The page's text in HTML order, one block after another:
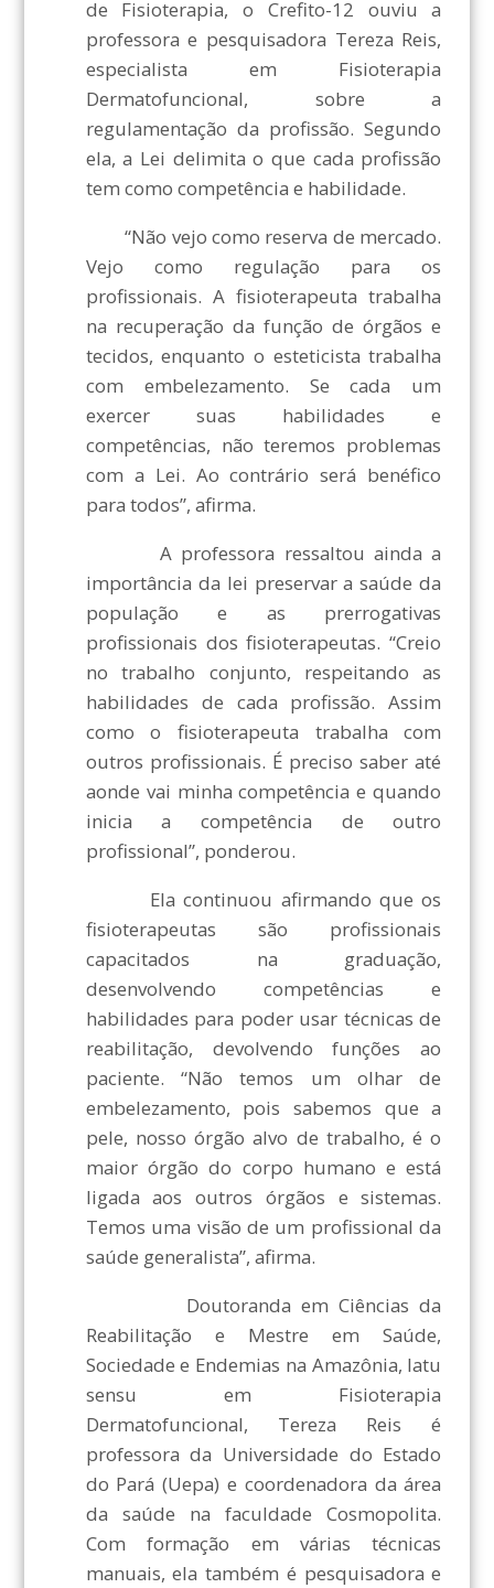
de Fisioterapia, o Crefito-12 ouviu a
professora e pesquisadora Tereza Reis,
especialista em Fisioterapia
Dermatofuncional, sobre a
regulamentação da profissão. Segundo
ela, a Lei delimita o que cada profissão
tem como competência e habilidade.
“Não vejo como reserva de mercado.
Vejo como regulação para os
profissionais. A fisioterapeuta trabalha
na recuperação da função de órgãos e
tecidos, enquanto o esteticista trabalha
com embelezamento. Se cada um
exercer suas habilidades e
competências, não teremos problemas
com a Lei. Ao contrário será benéfico
para todos”, afirma.
A professora ressaltou ainda a
importância da lei preservar a saúde da
população e as prerrogativas
profissionais dos fisioterapeutas. “Creio
no trabalho conjunto, respeitando as
habilidades de cada profissão. Assim
como o fisioterapeuta trabalha com
outros profissionais. É preciso saber até
aonde vai minha competência e quando
inicia a competência de outro
profissional”, ponderou.
Ela continuou afirmando que os
fisioterapeutas são profissionais
capacitados na graduação,
desenvolvendo competências e
habilidades para poder usar técnicas de
reabilitação, devolvendo funções ao
paciente. “Não temos um olhar de
embelezamento, pois sabemos que a
pele, nosso órgão alvo de trabalho, é o
maior órgão do corpo humano e está
ligada aos outros órgãos e sistemas.
Temos uma visão de um profissional da
saúde generalista”, afirma.
Doutoranda em Ciências da
Reabilitação e Mestre em Saúde,
Sociedade e Endemias na Amazônia, latu
sensu em Fisioterapia
Dermatofuncional, Tereza Reis é
professora da Universidade do Estado
do Pará (Uepa) e coordenadora da área
da saúde na faculdade Cosmopolita.
Com formação em várias técnicas
manuais, ela também é pesquisadora e